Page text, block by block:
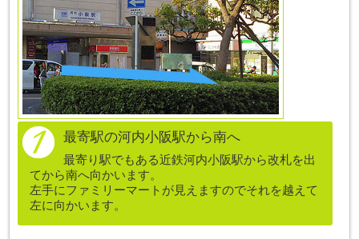
最寄駅の河内小阪駅から南へ
最寄り駅でもある近鉄河内小阪駅から改札を出
てから南へ向かいます。
左手にファミリーマートが見えますのでそれを越えて
左に向かいます。